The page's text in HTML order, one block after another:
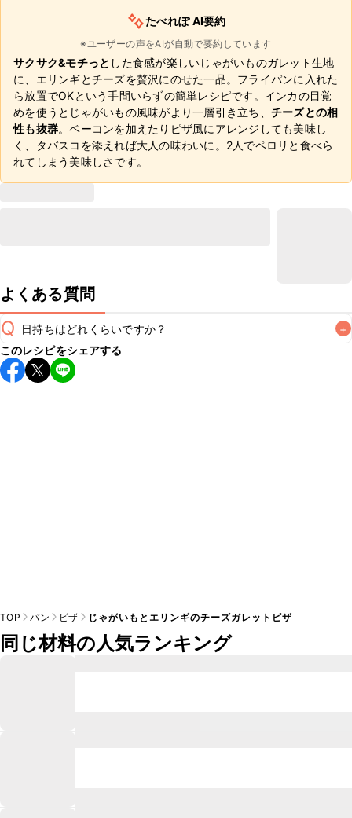
たべれぽ AI要約
※ユーザーの声をAIが自動で要約しています
サクサク&モチっと した食感が楽しいじゃがいものガレット生地
に、エリンギとチーズを贅沢にのせた一品。フライパンに入れた
ら放置でOKという手間いらずの簡単レシピです。インカの目覚
めを使うとじゃがいもの風味がより一層引き立ち、 チーズとの相
性も抜群。ベーコンを加えたりピザ風にアレンジしても美味し
く、タバスコを添えれば大人の味わいに。2人でペロリと食べら
れてしまう美味しさです。
よくある質問
Q 日持ちはどれくらいですか？ +
保存期間は冷蔵で当日中が目安です。なるべくお早めにお召
し上がりください。
このレシピをシェアする
TOP パン ピザ じゃがいもとエリンギのチーズガレットピザ
同じ材料の人気ランキング